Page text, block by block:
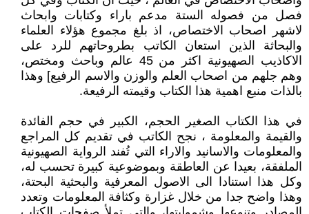
فصل من فصوله الستة مدعم باراء وكتابات وابحاث
لاشهر اصحاب الاختصاص، اذ بلغ مجموع هؤلاء العلماء
والبحاثة الذين استعان الكاتب بطروحاتهم للرد على
الاكاذيب الصهيونية اكثر من 45 عالم وباحث ومختص،
وهم جلهم من اصحاب العلم والوزن والاسم الرفيع] وهذا
بالذات منبع اهمية هذا الكتاب وقيمته الرفيعة.
في هذا الكتاب الصغير الحجم، الكبير في حجم الفائدة
والقيمة والمعلومة ، نجح الكاتب في تقديم كل المراجع
والمعلومات والاسانيد والاراء التي تُفند الرواية الصهيونية
الملفقة، بعيدا عن العاطقة وبموضوعية كبيرة تحسب له،
وكل هذا استنادا الى الاصول المعرفية والبحثية البحتة،
وهذا واضح جدا من خلال غزارة وكثافة المعلومات وتعدد